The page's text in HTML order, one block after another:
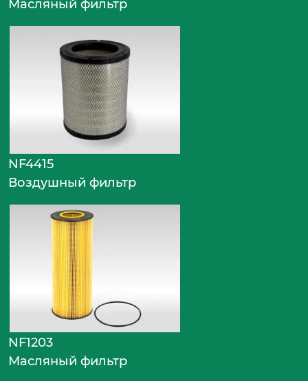
Масляный фильтр
NF4415
Воздушный фильтр
NF1203
Масляный фильтр